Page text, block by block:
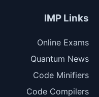
IMP Links
Online Exams
Quantum News
Code Minifiers
Code Compilers